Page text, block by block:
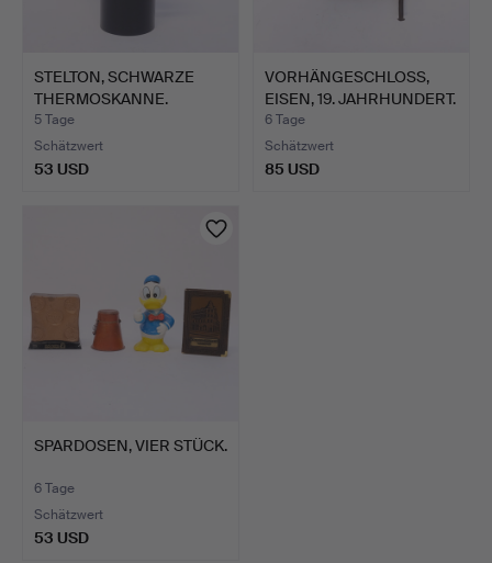
STELTON, SCHWARZE
THERMOSKANNE.
5 Tage
Schätzwert
53 USD
VORHÄNGESCHLOSS,
EISEN, 19. JAHRHUNDERT.
6 Tage
Schätzwert
85 USD
SPARDOSEN, VIER STÜCK.
6 Tage
Schätzwert
53 USD